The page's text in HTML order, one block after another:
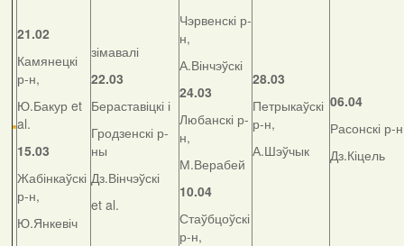
21.02
Камянецкі
р-н,
Ю.Бакур et
al.
15.03
Жабінкаўскі
р-н,
Ю.Янкевіч
зімавалі
22.03
Бераставіцкі і
Гродзенскі р-
ны
Дз.Вінчэўскі
et al.
Чэрвенскі р-
н,
А.Вінчэўскі
24.03
Любанскі р-
н,
М.Верабей
10.04
Стаўбцоўскі
р-н,
28.03
Петрыкаўскі
р-н,
А.Шэўчык
06.04
Расонскі р-
Дз.Кіцель